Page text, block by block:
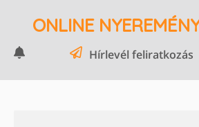
ONLINE
Hírlevél feliratkozás